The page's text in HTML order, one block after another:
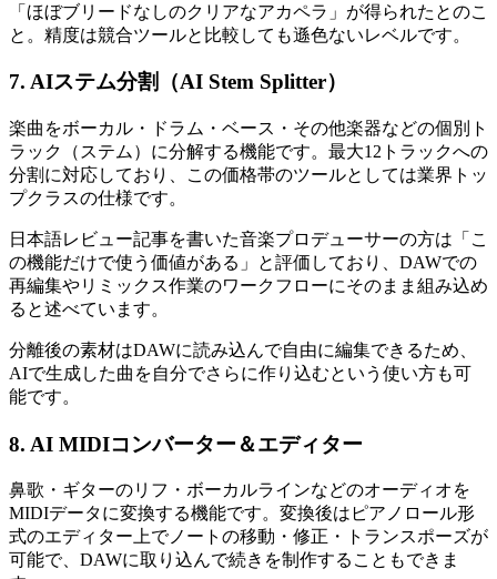
「ほぼブリードなしのクリアなアカペラ」が得られたとのこ
と。精度は競合ツールと比較しても遜色ないレベルです。
7. AIステム分割（AI Stem Splitter）
楽曲をボーカル・ドラム・ベース・その他楽器などの個別ト
ラック（ステム）に分解する機能です。最大12トラックへの
分割に対応しており、この価格帯のツールとしては業界トッ
プクラスの仕様です。
日本語レビュー記事を書いた音楽プロデューサーの方は「こ
の機能だけで使う価値がある」と評価しており、DAWでの
再編集やリミックス作業のワークフローにそのまま組み込め
ると述べています。
分離後の素材はDAWに読み込んで自由に編集できるため、
AIで生成した曲を自分でさらに作り込むという使い方も可
能です。
8. AI MIDIコンバーター＆エディター
鼻歌・ギターのリフ・ボーカルラインなどのオーディオを
MIDIデータに変換する機能です。変換後はピアノロール形
式のエディター上でノートの移動・修正・トランスポーズが
可能で、DAWに取り込んで続きを制作することもできま